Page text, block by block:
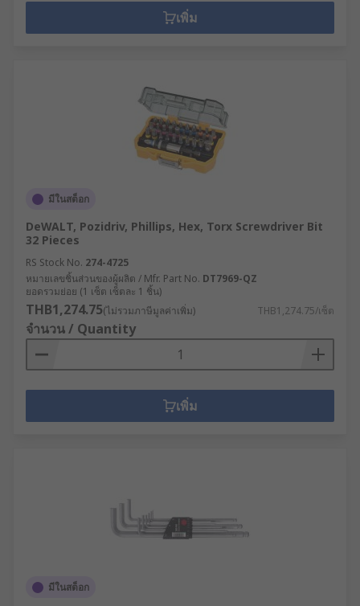
เพิ่ม
มีในสต็อก
DeWALT, Pozidriv, Phillips, Hex, Torx Screwdriver Bit
32 Pieces
RS Stock No. 274-4725
หมายเลขชิ้นส่วนของผู้ผลิต / Mfr. Part No. DT7969-QZ
ยอดรวมย่อย (1 เซ็ต เซ็ตละ 1 ชิ้น)
THB1,274.75(ไม่รวมภาษีมูลค่าเพิ่ม) THB1,274.75/เซ็ต
จำนวน / Quantity
เพิ่ม
มีในสต็อก